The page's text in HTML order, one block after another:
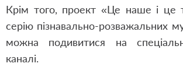
Крім того, проект «Це наше і це
серію пізнавально-розважальних
можна подивитися на
каналі.